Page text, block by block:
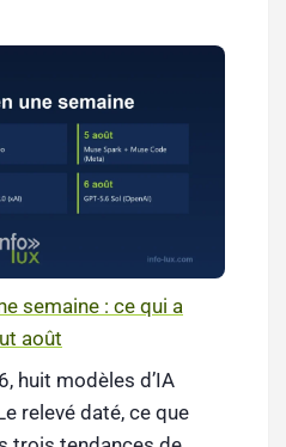
semaine : ce qui a
août
huit modèles d’IA
relevé daté, ce que